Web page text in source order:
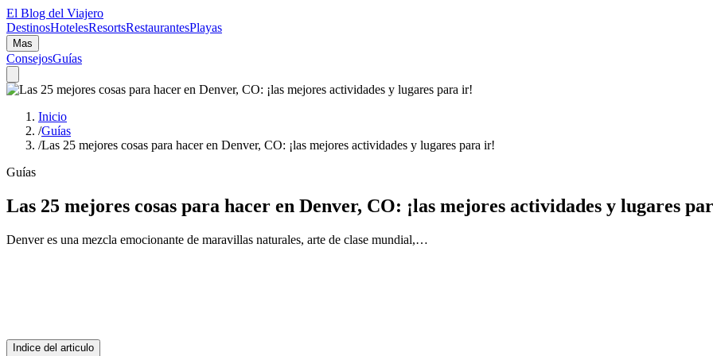
El Blog del Viajero
DestinosHotelesResortsRestaurantesPlayas
Mas
ConsejosGuías
Inicio
/Guías
/Las 25 mejores cosas para hacer en Denver, CO: ¡las mejores actividades y lugares para ir!
Guías
Las 25 mejores cosas para hacer en Denver, CO: ¡las mejores actividades y lugares
Denver es una mezcla emocionante de maravillas naturales, arte de clase mundial,…
Indice del articulo